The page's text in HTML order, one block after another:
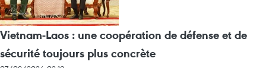
Vietnam-Laos : une coopération de défense et de
sécurité toujours plus concrète